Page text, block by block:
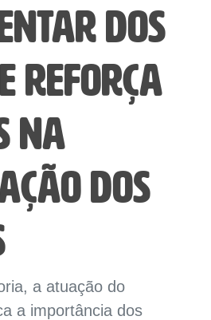
dos
reforça
na
dos
a atuação do
a importância dos